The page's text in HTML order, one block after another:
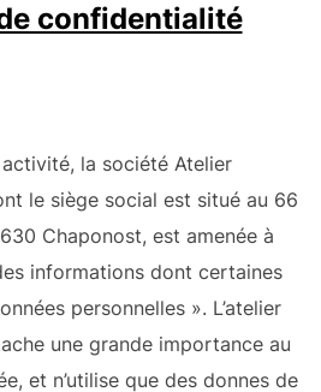
confidentialité
la société Atelier
le siège social est situé au 66
Chaponost, est amenée à
informations dont certaines
personnelles ». L’atelier
une grande importance au
et n’utilise que des donnes de